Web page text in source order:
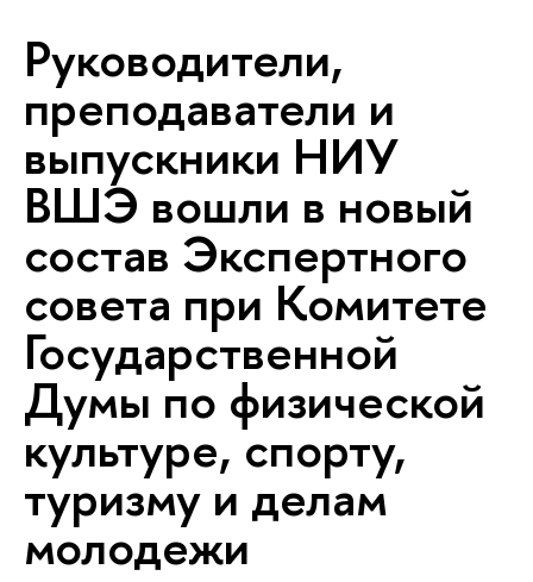
Руководители,
преподаватели и
выпускники НИУ
ВШЭ вошли в новый
состав Экспертного
совета при Комитете
Государственной
Думы по физической
культуре, спорту,
туризму и делам
молодежи